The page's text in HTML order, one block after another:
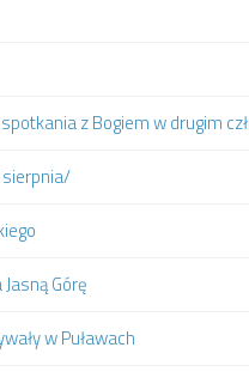
z Bogiem w drugim
sierpnia/
Górę
w Puławach